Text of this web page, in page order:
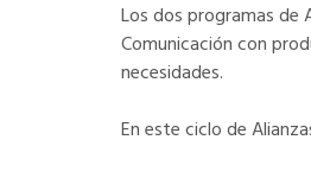
Los dos programas de
Comunicación con
necesidades.
En este ciclo de